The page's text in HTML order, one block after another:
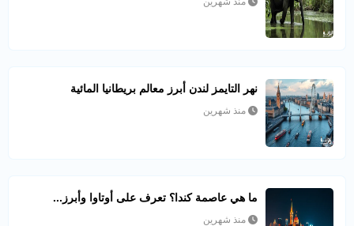
نهر التايمز لندن أبرز معالم بريطانيا المائية
منذ شهرين
ما هي عاصمة كندا؟ تعرف على أوتاوا وأبرز...
منذ شهرين